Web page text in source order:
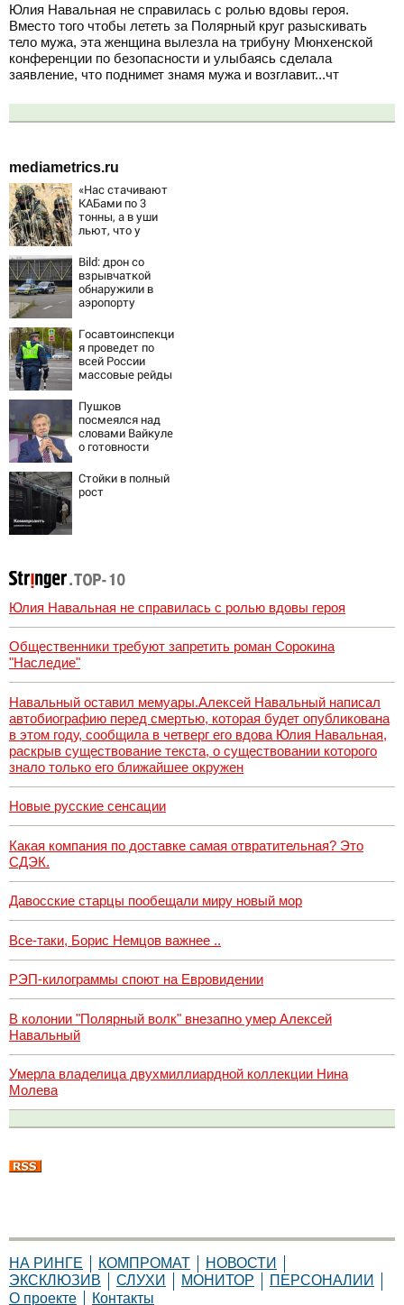
Юлия Навальная не справилась с ролью вдовы героя.
Вместо того чтобы лететь за Полярный круг разыскивать
тело мужа, эта женщина вылезла на трибуну Мюнхенской
конференции по безопасности и улыбаясь сделала
заявление, что поднимет знамя мужа и возглавит...чт
mediametrics.ru
«Нас стачивают
КАБами по 3
тонны, а в уши
льют, что у
резервов»
Bild: дрон со
взрывчаткой
обнаружили в
аэропорту
Госавтоинспекци
я проведет по
всей России
массовые рейды
Пушков
посмеялся над
словами Вайкуле
о готовности
Латвию
Стойки в полный
рост
Юлия Навальная не справилась с ролью вдовы героя
Общественники требуют запретить роман Сорокина
"Наследие"
Навальный оставил мемуары.Алексей Навальный написал
автобиографию перед смертью, которая будет опубликована
в этом году, сообщила в четверг его вдова Юлия Навальная,
раскрыв существование текста, о существовании которого
знало только его ближайшее окружен
Новые русские сенсации
Какая компания по доставке самая отвратительная? Это
СДЭК.
Давосские старцы пообещали миру новый мор
Все-таки, Борис Немцов важнее ..
РЭП-килограммы споют на Евровидении
В колонии "Полярный волк" внезапно умер Алексей
Навальный
Умерла владелица двухмиллиардной коллекции Нина
Молева
НА РИНГЕ КОМПРОМАТ
НОВОСТИ
ЭКСКЛЮЗИВ
СЛУХИ МОНИТОР
ПЕРСОНАЛИИ
О проекте
Контакты